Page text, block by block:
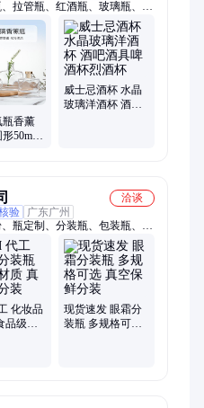
拉管瓶、红酒瓶、玻璃瓶、果
、酱油瓶、冰酒瓶、钻石花
、玻璃药瓶、橄榄油瓶、化妆
喷雾瓶、蜂蜜瓶、玻璃烛杯、
瓶香薰
50ml
威士忌酒杯 水晶
玻璃洋酒杯 酒吧
洽谈
验
广东广州
瓶定制、分装瓶、包装瓶、化
、化妆分装、分装容器、玻璃
化妆品安瓶瓶、美妆小样、玻
塑封口、医美用品、日化包
化妆品
品级材
现货速发 眼霜分
装瓶 多规格可选